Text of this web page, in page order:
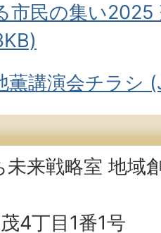
市民の集い
薫講演会チラシ
来戦略室 地域
4丁目1番1号